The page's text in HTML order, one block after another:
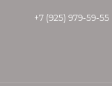
+7 (925) 979-59-55